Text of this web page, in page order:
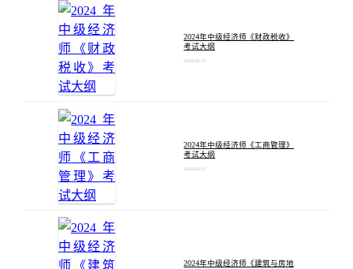
2024年中级经济师《财政税收》
考试大纲
2024-05-13
2024年中级经济师《工商管理》
考试大纲
2024-05-13
2024年中级经济师《建筑与房地